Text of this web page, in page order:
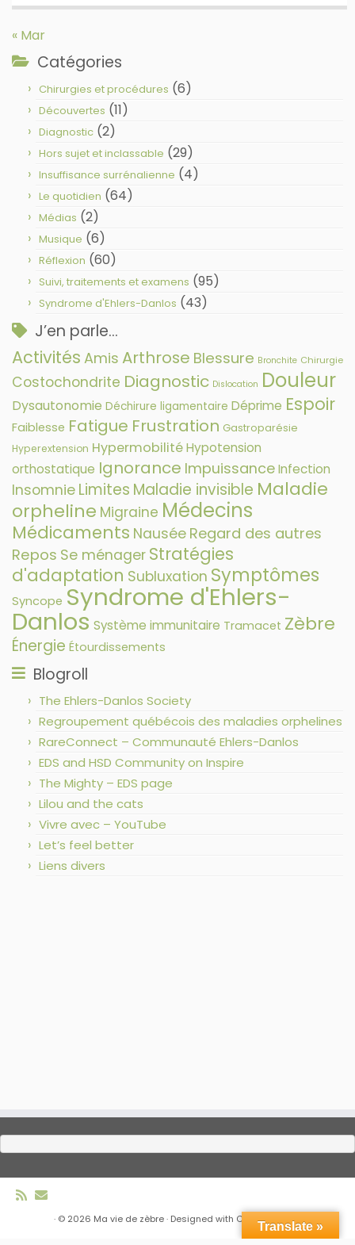
« Mar
Catégories
Chirurgies et procédures (6)
Découvertes (11)
Diagnostic (2)
Hors sujet et inclassable (29)
Insuffisance surrénalienne (4)
Le quotidien (64)
Médias (2)
Musique (6)
Réflexion (60)
Suivi, traitements et examens (95)
Syndrome d'Ehlers-Danlos (43)
J’en parle…
Activités Amis Arthrose Blessure Bronchite Chirurgie
Costochondrite Diagnostic Dislocation Douleur
Dysautonomie Déchirure ligamentaire Déprime Espoir
Faiblesse Fatigue Frustration Gastroparésie
Hyperextension HypermobilitéHypotension
orthostatique Ignorance ImpuissanceInfection
Insomnie Limites Maladie invisible Maladie
orpheline Migraine Médecins
Médicaments Nausée Regard des autres
Repos Se ménager Stratégies
d'adaptation Subluxation Symptômes
Syncope Syndrome d'Ehlers-
Danlos Système immunitaire Tramacet Zèbre
Énergie Étourdissements
Blogroll
The Ehlers-Danlos Society
Regroupement québécois des maladies orphelines
RareConnect – Communauté Ehlers-Danlos
EDS and HSD Community on Inspire
The Mighty – EDS page
Lilou and the cats
Vivre avec – YouTube
Let’s feel better
Liens divers
· © 2026 Ma vie de zèbre· Designed with Customizr Pro
Translate »